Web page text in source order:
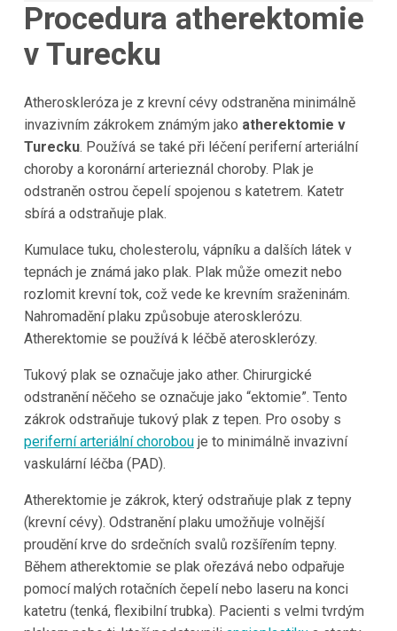
Procedura atherektomie
v Turecku
Atheroskleróza je z krevní cévy odstraněna minimálně
invazivním zákrokem známým jako atherektomie v
Turecku. Používá se také při léčení periferní arteriální
choroby a koronární arterieznál choroby. Plak je
odstraněn ostrou čepelí spojenou s katetrem. Katetr
sbírá a odstraňuje plak.
Kumulace tuku, cholesterolu, vápníku a dalších látek v
tepnách je známá jako plak. Plak může omezit nebo
rozlomit krevní tok, což vede ke krevním sraženinám.
Nahromadění plaku způsobuje aterosklerózu.
Atherektomie se používá k léčbě aterosklerózy.
Tukový plak se označuje jako ather. Chirurgické
odstranění něčeho se označuje jako “ektomie”. Tento
zákrok odstraňuje tukový plak z tepen. Pro osoby s
periferní arteriální chorobouje to minimálně invazivní
vaskulární léčba (PAD).
Atherektomie je zákrok, který odstraňuje plak z tepny
(krevní cévy). Odstranění plaku umožňuje volnější
proudění krve do srdečních svalů rozšířením tepny.
Během atherektomie se plak ořezává nebo odpařuje
pomocí malých rotačních čepelí nebo laseru na konci
katetru (tenká, flexibilní trubka). Pacienti s velmi tvrdým